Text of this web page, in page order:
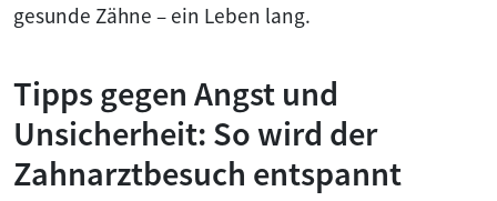
gesunde Zähne – ein Leben lang.
Tipps gegen Angst und
Unsicherheit: So wird der
Zahnarztbesuch entspannt